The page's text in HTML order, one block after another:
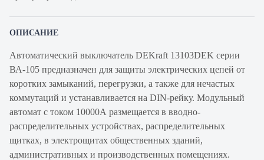
ОПИСАНИЕ
Автоматический выключатель DEKraft 13103DEK серии
ВА-105 предназначен для защиты электрических цепей от
коротких замыканий, перегрузки, а также для нечастых
коммутаций и устанавливается на DIN-рейку. Модульный
автомат с током 10000А размещается в вводно-
распределительных устройствах, распределительных
щитках, в электрощитах общественных зданий,
административных и производственных помещениях.